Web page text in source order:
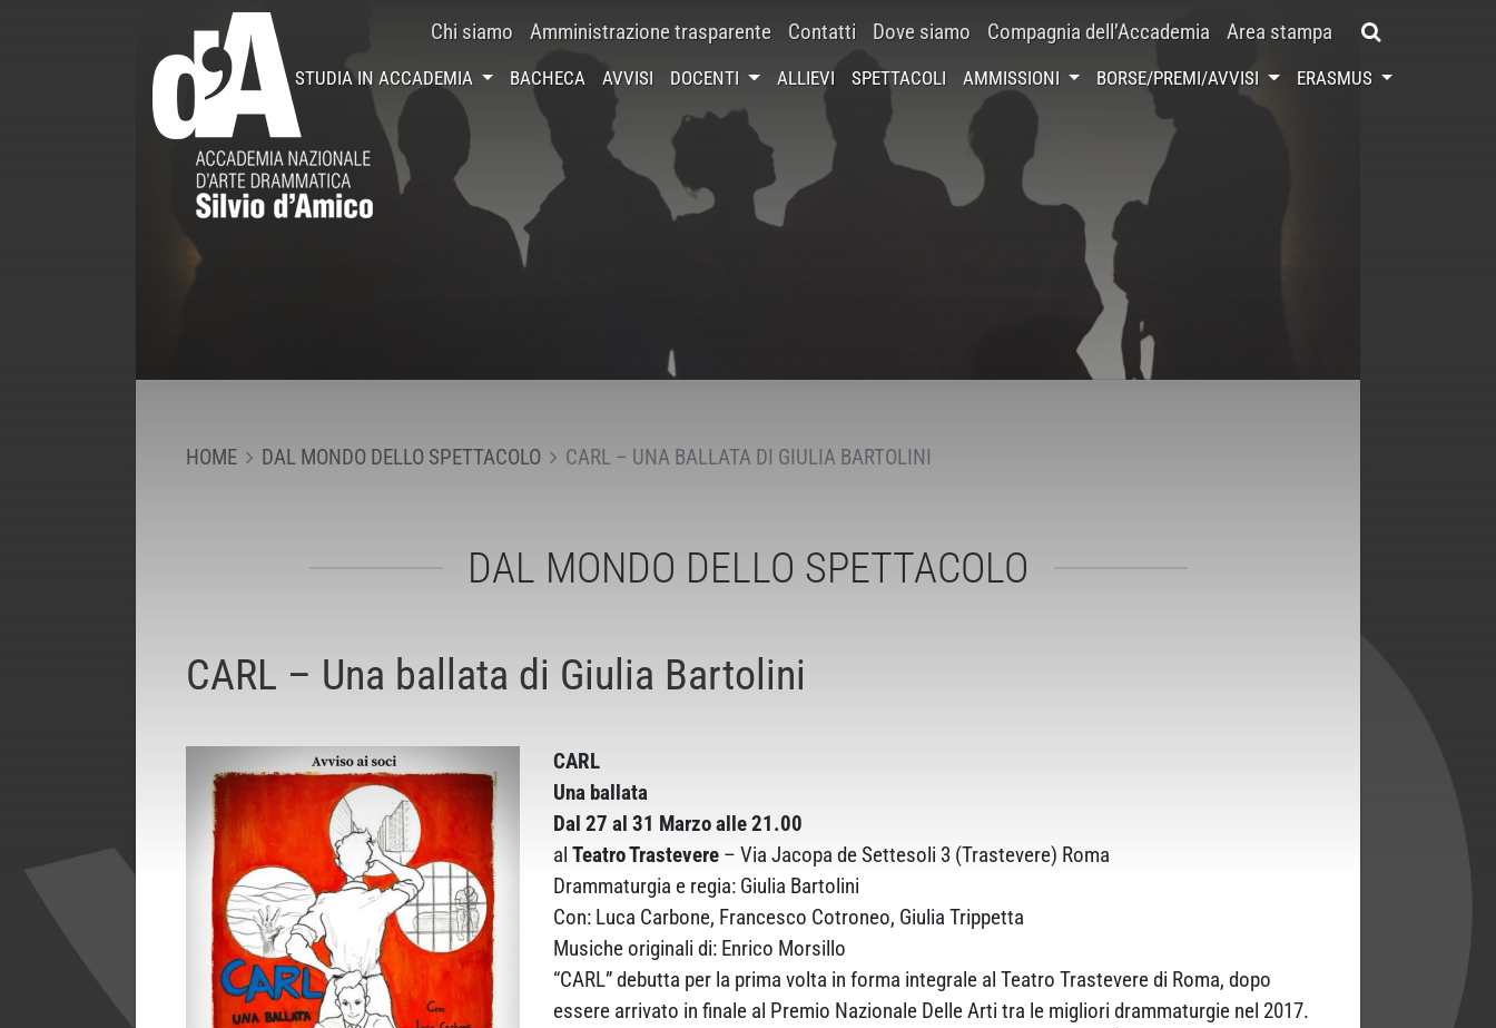
Chi siamo Amministrazione trasparente Contatti Dove siamo Compagnia dell’Accademia Area stampa
STUDIA IN ACCADEMIA BACHECA AVVISI DOCENTI ALLIEVI SPETTACOLI AMMISSIONI BORSE/PREMI/AVVISI ERASMUS
HOME DAL MONDO DELLO SPETTACOLO CARL – UNA BALLATA DI GIULIA BARTOLINI
DAL MONDO DELLO SPETTACOLO
CARL – Una ballata di Giulia Bartolini
CARL
Una ballata
Dal 27 al 31 Marzo alle 21.00
al Teatro Trastevere – Via Jacopa de Settesoli 3 (Trastevere) Roma
Drammaturgia e regia: Giulia Bartolini
Con: Luca Carbone, Francesco Cotroneo, Giulia Trippetta
Musiche originali di: Enrico Morsillo
“CARL” debutta per la prima volta in forma integrale al Teatro Trastevere di Roma, dopo
essere arrivato in finale al Premio Nazionale Delle Arti tra le migliori drammaturgie nel 2017.